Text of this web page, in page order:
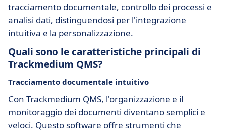
tracciamento documentale, controllo dei processi e
analisi dati, distinguendosi per l'integrazione
intuitiva e la personalizzazione.
Quali sono le caratteristiche principali di
Trackmedium QMS?
Tracciamento documentale intuitivo
Con Trackmedium QMS, l'organizzazione e il
monitoraggio dei documenti diventano semplici e
veloci. Questo software offre strumenti che